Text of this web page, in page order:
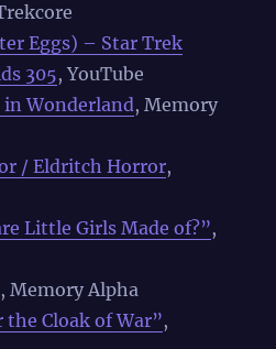
Eggs) – Star Trek
305, YouTube
in Wonderland, Memory
/ Eldritch Horror,
Little Girls Made of?”,
, Memory Alpha
the Cloak of War”,